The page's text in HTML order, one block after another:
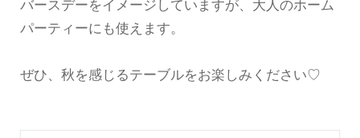
バースデーをイメージしていますが、大人のホーム
パーティーにも使えます。
ぜひ、秋を感じるテーブルをお楽しみください♡